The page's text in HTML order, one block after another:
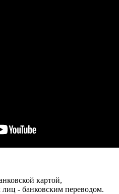
картой,
- банковским переводом.